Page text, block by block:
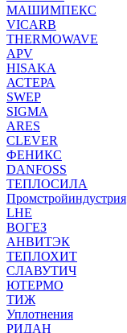
МАШИМПЕКС
VICARB
THERMOWAVE
APV
HISAKA
АСТЕРА
SWEP
SIGMA
ARES
CLEVER
ФЕНИКС
DANFOSS
ТЕПЛОСИЛА
Промстройиндустрия
LHE
ВОГЕЗ
АНВИТЭК
ТЕПЛОХИТ
СЛАВУТИЧ
ЮТЕРМО
ТИЖ
Уплотнения
РИДАН